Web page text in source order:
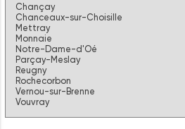
Chançay
Chanceaux-sur-Choisille
Mettray
Monnaie
Notre-Dame-d'Oé
Parçay-Meslay
Reugny
Rochecorbon
Vernou-sur-Brenne
Vouvray